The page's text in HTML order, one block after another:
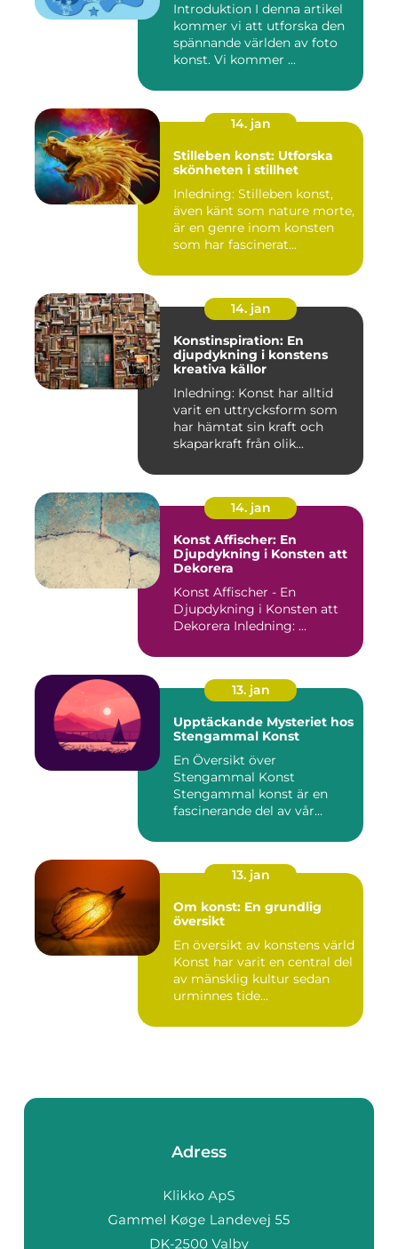
Introduktion I denna artikel
kommer vi att utforska den
spännande världen av foto
konst. Vi kommer ...
14. jan
Stilleben konst: Utforska
skönheten i stillhet
Inledning: Stilleben konst,
även känt som nature morte,
är en genre inom konsten
som har fascinerat...
14. jan
Konstinspiration: En
djupdykning i konstens
kreativa källor
Inledning: Konst har alltid
varit en uttrycksform som
har hämtat sin kraft och
skaparkraft från olik...
14. jan
Konst Affischer: En
Djupdykning i Konsten att
Dekorera
Konst Affischer - En
Djupdykning i Konsten att
Dekorera Inledning: ...
13. jan
Upptäckande Mysteriet hos
Stengammal Konst
En Översikt över
Stengammal Konst
Stengammal konst är en
fascinerande del av vår
13. jan
Om konst: En grundlig
översikt
En översikt av konstens värld
Konst har varit en central del
av mänsklig kultur sedan
urminnes tide...
Adress